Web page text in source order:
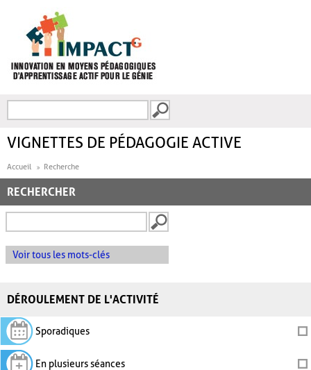
FORMULAIRE DE
VIGNETTES DE PÉDAGOGIE ACTIVE
Accueil Recherche
RECHERCHER
Voir tous les mots-clés
DÉROULEMENT DE L'ACTIVITÉ
Sporadiques
En plusieurs séances